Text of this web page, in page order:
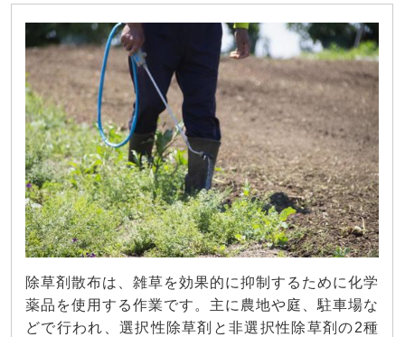
除草剤散布は、雑草を効果的に抑制するために化学
薬品を使用する作業です。主に農地や庭、駐車場な
どで行われ、選択性除草剤と非選択性除草剤の2種